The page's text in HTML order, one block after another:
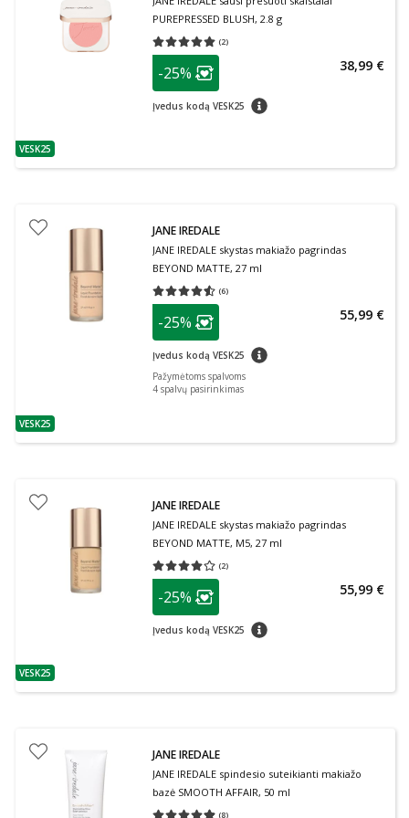
patarimas
VESK25
PUREPRESSED BLUSH, 2.8 g
(2)
Vidutinis įvertinimas 5.00
patarimas
Lojalumo klubo narių nuolaida
-25%
Įvedus kodą VESK25 patarimas
38,99 €
patarimas
VESK25
JANE IREDALE
JANE IREDALE skystas makiažo pagrindas
BEYOND MATTE, 27 ml
(6)
Vidutinis įvertinimas 4.50
patarimas
Lojalumo klubo narių nuolaida
-25%
Įvedus kodą VESK25 patarimas
55,99 €
Pažymėtoms spalvoms
4 spalvų pasirinkimas
patarimas
VESK25
JANE IREDALE
JANE IREDALE skystas makiažo pagrindas
BEYOND MATTE, M5, 27 ml
(2)
Vidutinis įvertinimas 4.00
patarimas
Lojalumo klubo narių nuolaida
-25%
Įvedus kodą VESK25 patarimas
55,99 €
JANE IREDALE
JANE IREDALE spindesio suteikianti makiažo
bazė SMOOTH AFFAIR, 50 ml
(8)